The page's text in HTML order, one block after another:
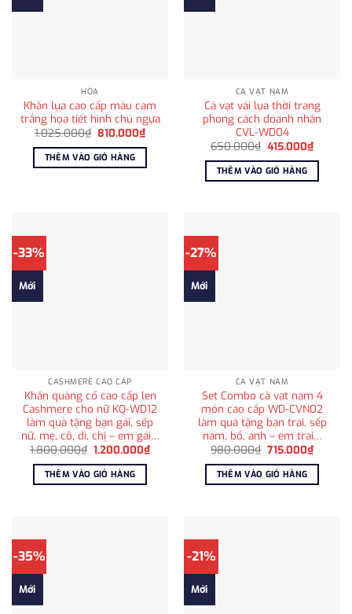
HỎA
Khăn lụa cao cấp màu cam
trắng họa tiết hình chú ngựa
1.025.000₫ Giá
là:
1.025.000₫.
810.000₫Giá
hiện
tại
810.000₫.
THÊM VÀO GIỎ HÀNG
CÀ VẠT NAM
Cà vạt vải lụa thời trang
phong cách doanh nhân
CVL-WD04
650.000₫ Giá
là:
650.000₫.
415.000₫Giá
hiện
tại
THÊM VÀO GIỎ HÀNG
-33%
Mới
CASHMERE CAO CẤP
Khăn quàng cổ cao cấp len
Cashmere cho nữ KQ-WD12
làm quà tặng bạn gái, sếp
nữ, mẹ, cô, dì, chị – em gái…
1.800.000₫ Giá
là:
1.800.000₫.
1.200.000₫Giá
hiện
1.200.000₫.
THÊM VÀO GIỎ HÀNG
-27%
Mới
CÀ VẠT NAM
Set Combo cà vạt nam 4
món cao cấp WD-CVN02
làm quà tặng bạn trai, sếp
nam, bố, anh – em trai…
980.000₫ Giá
là:
980.000₫.
715.000₫Giá
hiện
tại
THÊM VÀO GIỎ HÀNG
-35%
Mới
-21%
Mới